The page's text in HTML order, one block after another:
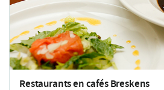
Restaurants en cafésBreskens